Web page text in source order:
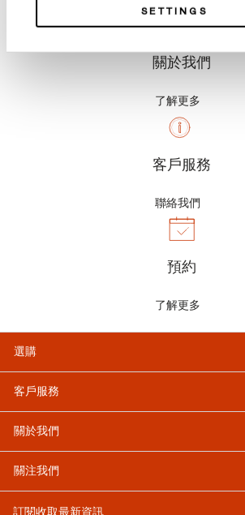
SETTINGS
關於我們
了解更多
客戶服務
聯絡我們
預約
了解更多
選購
客戶服務
關於我們
關注我們
訂閱收取最新資訊